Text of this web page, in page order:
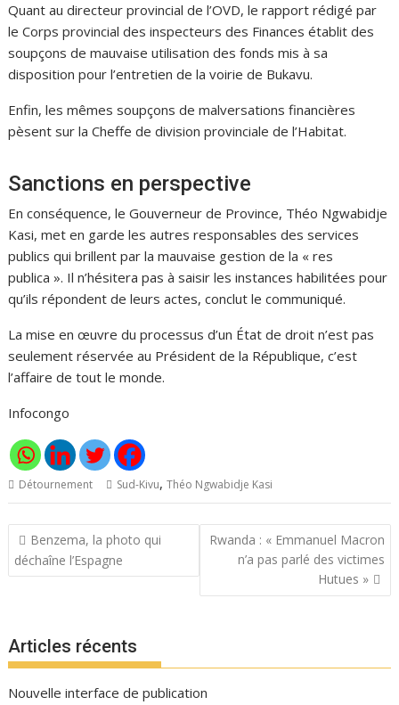
Quant au directeur provincial de l’OVD, le rapport rédigé par
le Corps provincial des inspecteurs des Finances établit des
soupçons de mauvaise utilisation des fonds mis à sa
disposition pour l’entretien de la voirie de Bukavu.
Enfin, les mêmes soupçons de malversations financières
pèsent sur la Cheffe de division provinciale de l’Habitat.
Sanctions en perspective
En conséquence, le Gouverneur de Province, Théo Ngwabidje
Kasi, met en garde les autres responsables des services
publics qui brillent par la mauvaise gestion de la « res
publica ». Il n’hésitera pas à saisir les instances habilitées pour
qu’ils répondent de leurs actes, conclut le communiqué.
La mise en œuvre du processus d’un État de droit n’est pas
seulement réservée au Président de la République, c’est
l’affaire de tout le monde.
Infocongo
Détournement Sud-Kivu,Théo Ngwabidje Kasi
Navigation
de
l’article
Benzema, la photo qui
déchaîne l’Espagne
Rwanda : « Emmanuel Macron
n’a pas parlé des victimes
Hutues »
Articles récents
Nouvelle interface de publication